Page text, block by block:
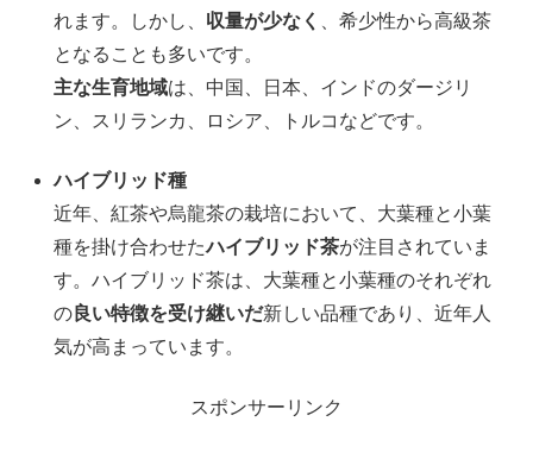
れます。しかし、 収量が少なく
、希少性から高級茶
となることも多いです。
主な生育地域は、中国、日本、インドのダージリ
ン、スリランカ、ロシア、トルコなどです。
ハイブリッド種
近年、紅茶や烏龍茶の栽培において、大葉種と小葉
種を掛け合わせたハイブリッド茶が注目されていま
す。ハイブリッド茶は、大葉種と小葉種のそれぞれ
の 良い特徴を受け継いだ新しい品種であり、近年人
気が高まっています。
スポンサーリンク